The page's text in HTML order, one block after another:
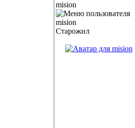
mision
Старожил